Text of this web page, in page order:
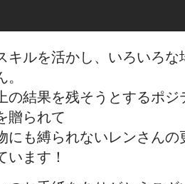
キルを活かし、いろいろ
の結果を残そうとするポ
贈られて
にも縛られないレンさん
います！